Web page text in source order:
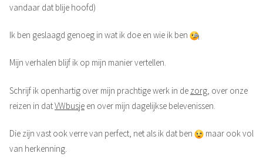
vandaar dat blije hoofd)
Ik ben geslaagd genoeg in wat ik doe en wie ik ben
Mijn verhalen blijf ik op mijn manier vertellen.
Schrijf ik openhartig over mijn prachtige werk in de zorg , over onze
reizen in datVWbusje en over mijn dagelijkse belevenissen.
Die zijn vast ook verre van perfect, net als ik dat ben
maar ook vol
van herkenning.